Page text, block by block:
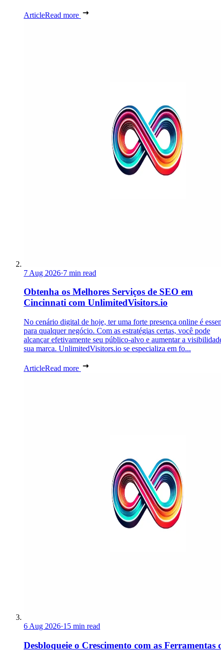
ArticleRead more
7 Aug 2026·7 min read
Obtenha os Melhores Serviços de SEO em
Cincinnati com UnlimitedVisitors.io
No cenário digital de hoje, ter uma forte presença online é
para qualquer negócio. Com as estratégias certas, você pode
alcançar efetivamente seu público-alvo e aumentar a
sua marca. UnlimitedVisitors.io se especializa em fo...
ArticleRead more
6 Aug 2026·15 min read
Desbloqueie o Crescimento com as Ferramentas